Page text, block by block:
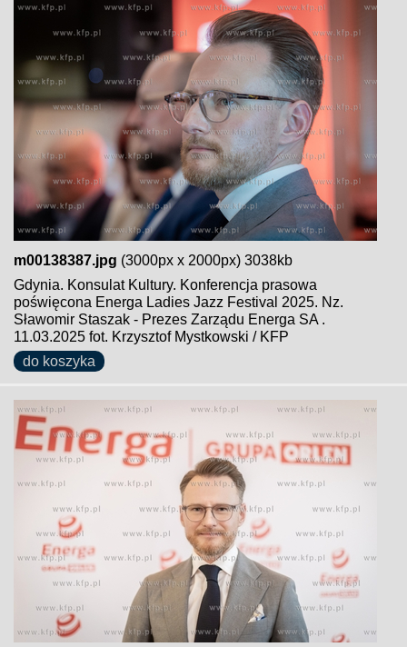
m00138387.jpg (3000px x 2000px) 3038kb
Gdynia. Konsulat Kultury. Konferencja prasowa
poświęcona Energa Ladies Jazz Festival 2025. Nz.
Sławomir Staszak - Prezes Zarządu Energa SA .
11.03.2025 fot. Krzysztof Mystkowski / KFP
do koszyka